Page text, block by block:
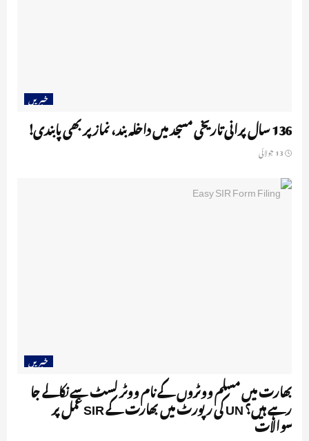
خبریں
136 سال پرانی تاریخی مسجد میں داخلہ بند، نماز پر بھی پابندی!
خبریں
بھارت میں مسلم ووٹروں کے نام ووٹر لسٹ سے نکالے جا
رہے ہیں؟ UN کی رپورٹ میں بھارت کے SIR عمل پر
سوالات